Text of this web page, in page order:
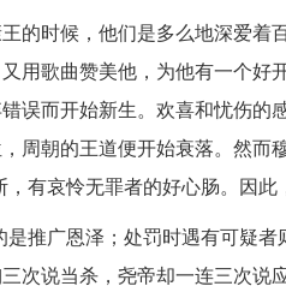
的时候，他们是多么地深爱着
用歌曲赞美他，为他有一个好
而开始新生。欢喜和忧伤的
周朝的王道便开始衰落。然而
有哀怜无罪者的好心肠。因此
推广恩泽；处罚时遇有可疑
次说当杀，尧帝却一连三次说